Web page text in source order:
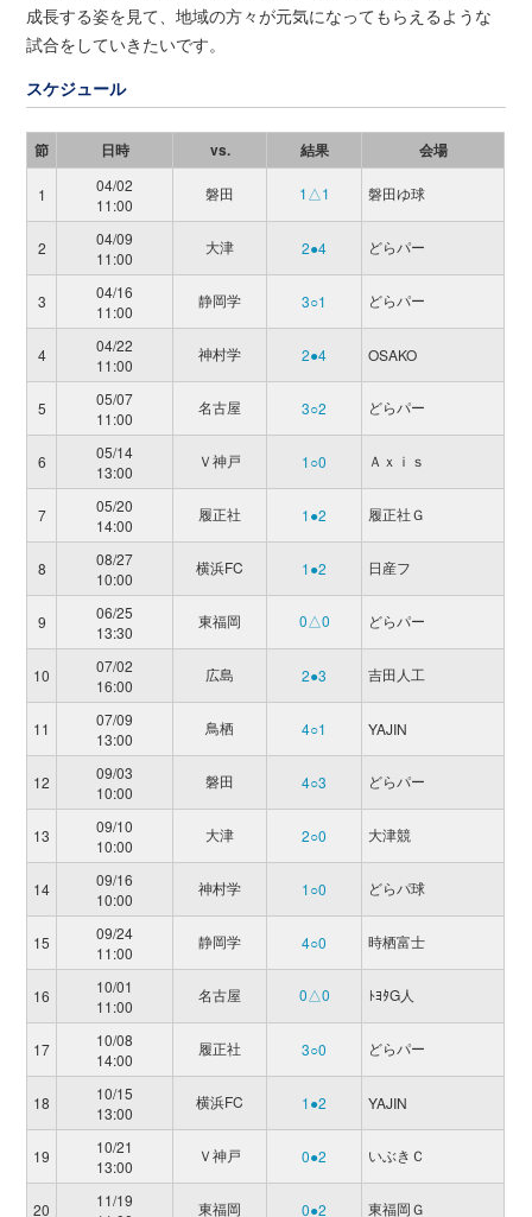
成長する姿を見て、地域の方々が元気になってもらえるような
試合をしていきたいです。
スケジュール
節 日時 vs. 結果 会場
1
04/02
11:00
磐田 1△1 磐田ゆ球
2
04/09
11:00
大津 2●4 どらパー
3
04/16
11:00
静岡学 3○1 どらパー
4
04/22
11:00
神村学 2●4 OSAKO
5
05/07
11:00
名古屋 3○2 どらパー
6
05/14
13:00
Ｖ神戸 1○0 Ａｘｉｓ
7
05/20
14:00
履正社 1●2 履正社Ｇ
8
08/27
10:00
横浜FC 1●2 日産フ
9
06/25
13:30
東福岡 0△0 どらパー
10
07/02
16:00
広島 2●3 吉田人工
11
07/09
13:00
鳥栖 4○1 YAJIN
12
09/03
10:00
磐田 4○3 どらパー
13
09/10
10:00
大津 2○0 大津競
14
09/16
10:00
神村学 1○0 どらパ球
15
09/24
11:00
静岡学 4○0 時栖富士
16
10/01
11:00
名古屋 0△0 ﾄﾖﾀG人
17
10/08
14:00
履正社 3○0 どらパー
18
10/15
13:00
横浜FC 1●2 YAJIN
19
10/21
13:00
Ｖ神戸 0●2 いぶきＣ
20
11/19
東福岡 0●2 東福岡Ｇ